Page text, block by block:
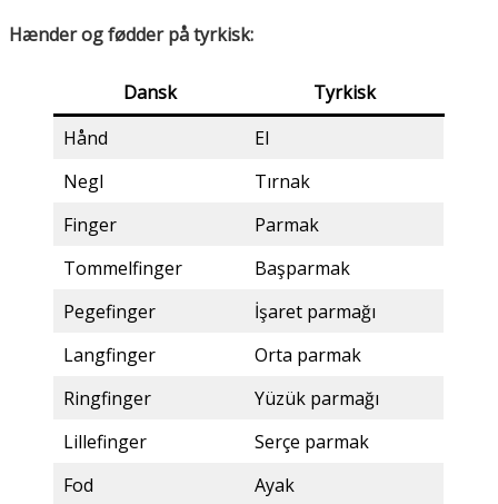
Hænder og fødder på tyrkisk:
Dansk
Tyrkisk
Hånd
El
Negl
Tırnak
Finger
Parmak
Tommelfinger
Başparmak
Pegefinger
İşaret parmağı
Langfinger
Orta parmak
Ringfinger
Yüzük parmağı
Lillefinger
Serçe parmak
Fod
Ayak